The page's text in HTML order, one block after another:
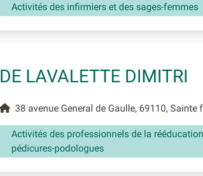
Activités des infirmiers et des sages-femmes
DE LAVALETTE DIMITRI
38 avenue General de Gaulle, 69110, Sainte
Activités des professionnels de la
pédicures-podologues